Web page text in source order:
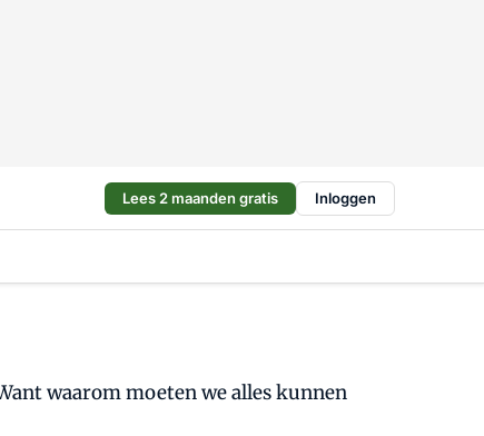
Lees 2 maanden gratis Inloggen
waarom moeten we alles kunnen